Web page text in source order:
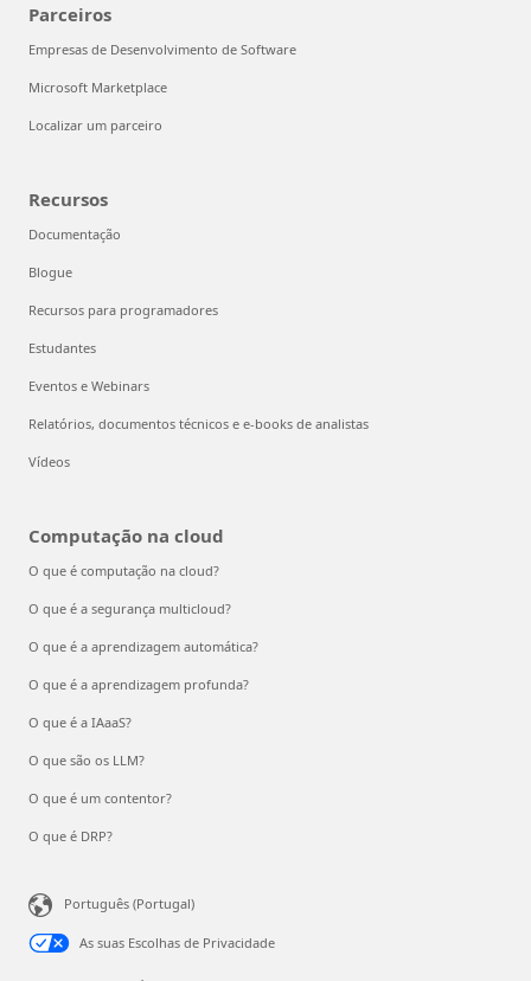
Parceiros
Empresas de Desenvolvimento de Software
Microsoft Marketplace
Localizar um parceiro
Recursos
Documentação
Blogue
Recursos para programadores
Estudantes
Eventos e Webinars
Relatórios, documentos técnicos e e-books de analistas
Vídeos
Computação na cloud
O que é computação na cloud?
O que é a segurança multicloud?
O que é a aprendizagem automática?
O que é a aprendizagem profunda?
O que é a IAaaS?
O que são os LLM?
O que é um contentor?
O que é DRP?
Português (Portugal)
As suas Escolhas de Privacidade